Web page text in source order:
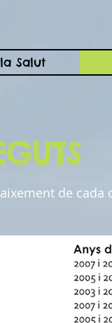
Salut
de cada